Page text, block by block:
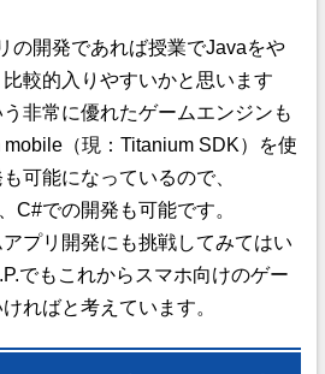
の開発であれば授業でJavaをや
較的入りやすいかと思います
非常に優れたゲームエンジンも
（現：Titanium SDK）を使
可能になっているので、
C#での開発も可能です。
プリ開発にも挑戦してみてはい
でもこれからスマホ向けのゲー
ればと考えています。